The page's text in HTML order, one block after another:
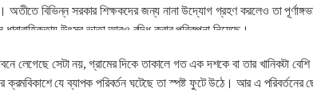
বিভিন্ন সরকার শিক্ষকদের জন্য নানা উদ্যোগ গ্রহণ করলেও তা
উৎসব ভাতা আরও বৃদ্ধি করার পরিকল্পনা নিয়েছে।
লেগেছে সেটা নয়, গ্রামের দিকে তাকালে গত এক দশকে বা তার খানিকটা বেশি
যে ব্যাপক পরিবর্তন ঘটেছে তা স্পষ্ট ফুটে উঠে। আর এ পরিবর্তনের